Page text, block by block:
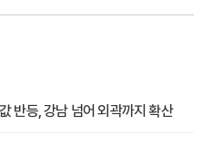
반등, 강남 넘어 외곽까지 확산